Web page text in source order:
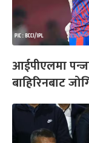
आईपीएलमा
बाहिरिनबाट